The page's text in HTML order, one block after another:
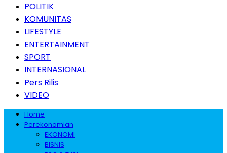
POLITIK
KOMUNITAS
LIFESTYLE
ENTERTAINMENT
SPORT
INTERNASIONAL
Pers Rilis
VIDEO
Home
Perekonomian
EKONOMI
BISNIS